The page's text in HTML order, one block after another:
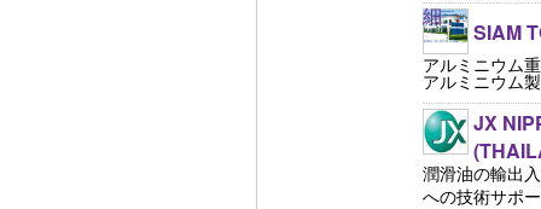
細
SIAM
アルミニウム
アルミニウム
JX
潤滑油の輸出
への技術サポ